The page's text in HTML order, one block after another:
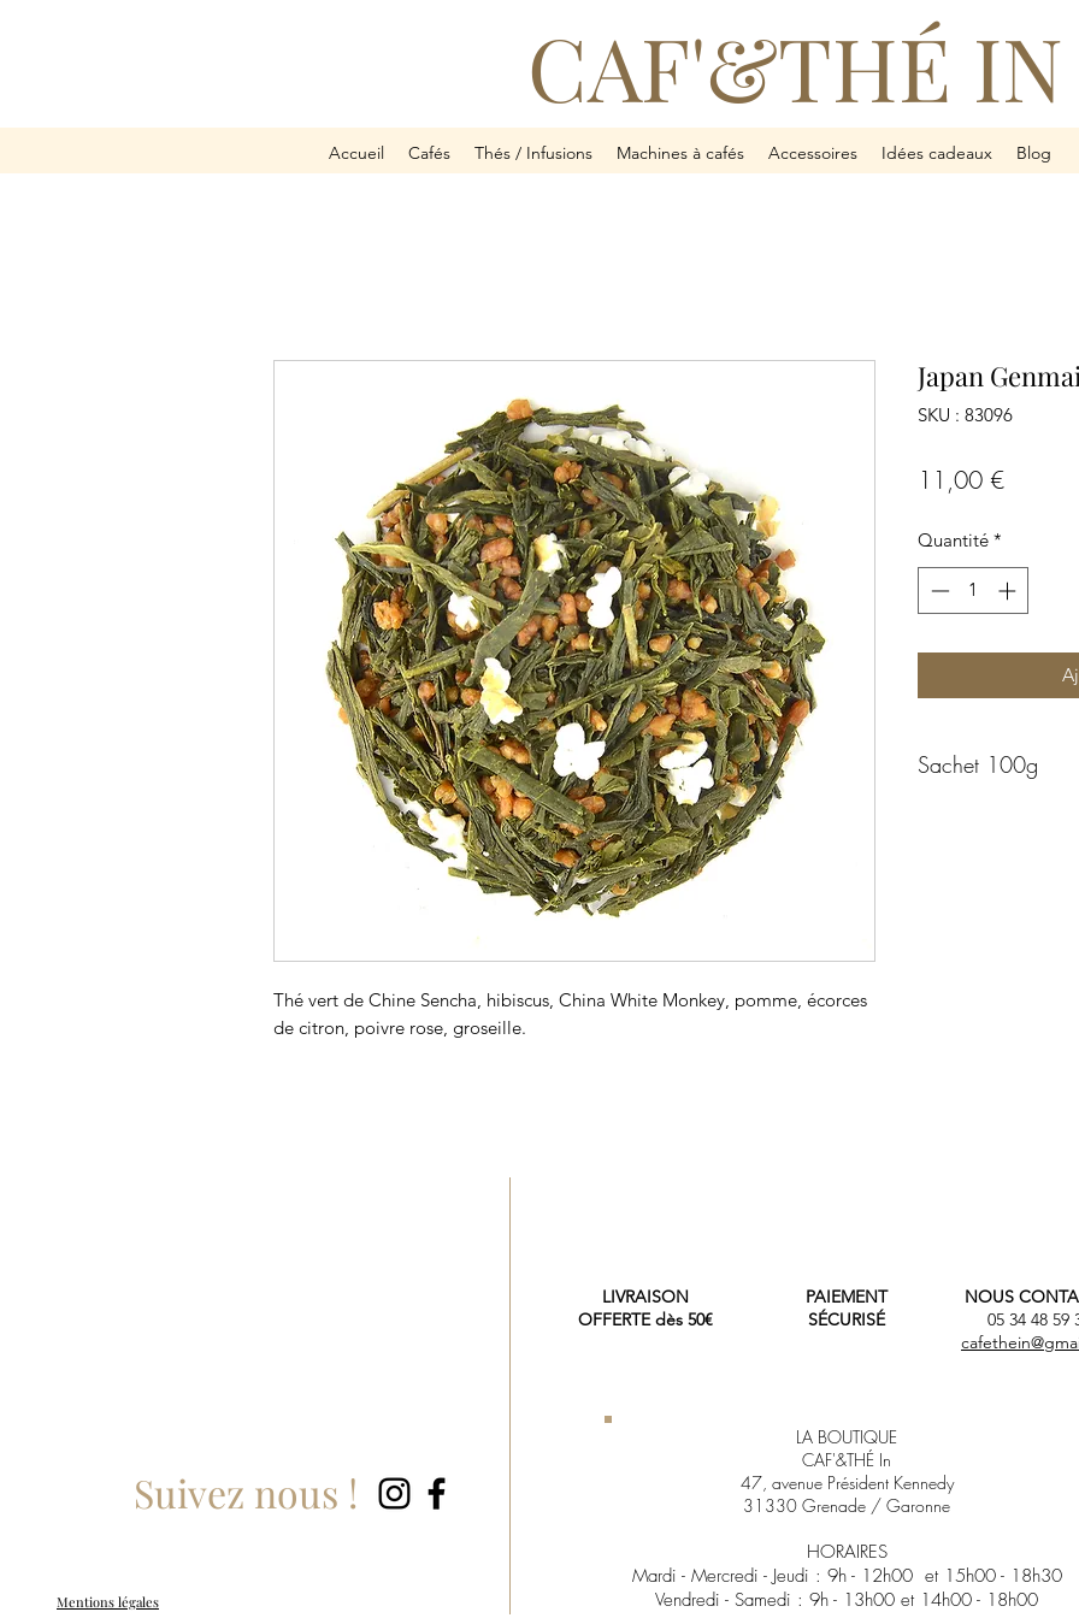
CAF'&THÉ IN
Accueil Cafés Thés / Infusions Machines à cafés Accessoires Idées cadeaux Blog
Thé vert de Chine Sencha, hibiscus, China White Monkey, pomme, écorces
de citron, poivre rose, groseille.
Japan
SKU : 83096
11,00 €Prix
Quantité *
Sachet 100g
Suivez nous !
Mentions légales
LIVRAISON
OFFERTE dès 50€
PAIEMENT
SÉCURISÉ
NOUS
05 34 48 59
LA BOUTIQUE
CAF'&THÉ In
47, avenue Président Kennedy
31330 Grenade / Garonne
HORAIRES
Mardi - Mercredi - Jeudi : 9h - 12h00 et 15h00- 18h30
Vendredi - Samedi : 9h - 13h00 et 14h00 - 18h00